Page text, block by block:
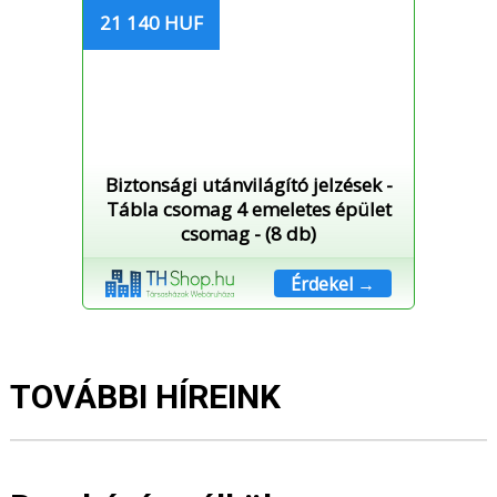
21 140 HUF
Biztonsági utánvilágító jelzések -
Tábla csomag 4 emeletes épület
csomag - (8 db)
Érdekel →
TOVÁBBI HÍREINK